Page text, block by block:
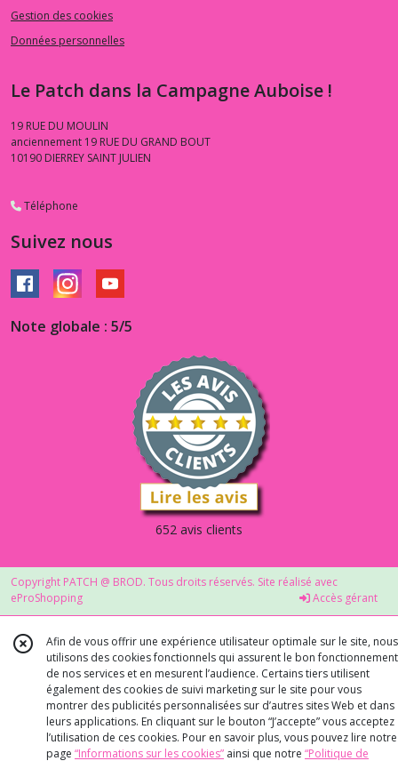
Gestion des cookies
Données personnelles
Le Patch dans la Campagne Auboise !
19 RUE DU MOULIN
anciennement 19 RUE DU GRAND BOUT
10190 DIERREY SAINT JULIEN
Téléphone
Suivez nous
Note globale : 5/5
652 avis clients
Copyright PATCH @ BROD. Tous droits réservés. Site réalisé avec
eProShopping
Accès gérant
Afin de vous offrir une expérience utilisateur optimale sur le site, nous
utilisons des cookies fonctionnels qui assurent le bon fonctionnement
de nos services et en mesurent l’audience. Certains tiers utilisent
également des cookies de suivi marketing sur le site pour vous
montrer des publicités personnalisées sur d’autres sites Web et dans
leurs applications. En cliquant sur le bouton “J’accepte” vous acceptez
l’utilisation de ces cookies. Pour en savoir plus, vous pouvez lire notre
page “Informations sur les cookies” ainsi que notre “Politique de